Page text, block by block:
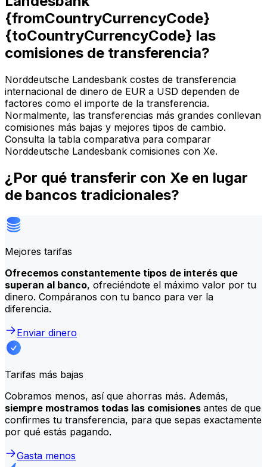
{fromCountryCurrencyCode}
{toCountryCurrencyCode} las
comisiones de transferencia?
Norddeutsche Landesbank costes de transferencia
internacional de dinero de EUR a USD dependen de
factores como el importe de la transferencia.
Normalmente, las transferencias más grandes conllevan
comisiones más bajas y mejores tipos de cambio.
Consulta la tabla comparativa para comparar
Norddeutsche Landesbank comisiones con Xe.
¿Por qué transferir con Xe en lugar
de bancos tradicionales?
Mejores tarifas
Ofrecemos constantemente tipos de interés que
superan al banco, ofreciéndote el máximo valor por tu
dinero. Compáranos con tu banco para ver la
diferencia.
Enviar dinero
Tarifas más bajas
Cobramos menos, así que ahorras más. Además,
siempre mostramos todas las comisiones antes de que
confirmes tu transferencia, para que sepas exactamente
por qué estás pagando.
Gasta menos